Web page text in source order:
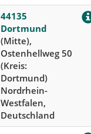
44135
Dortmund
(Mitte),
Ostenhellweg 50
(Kreis:
Dortmund)
Nordrhein-
Westfalen,
Deutschland